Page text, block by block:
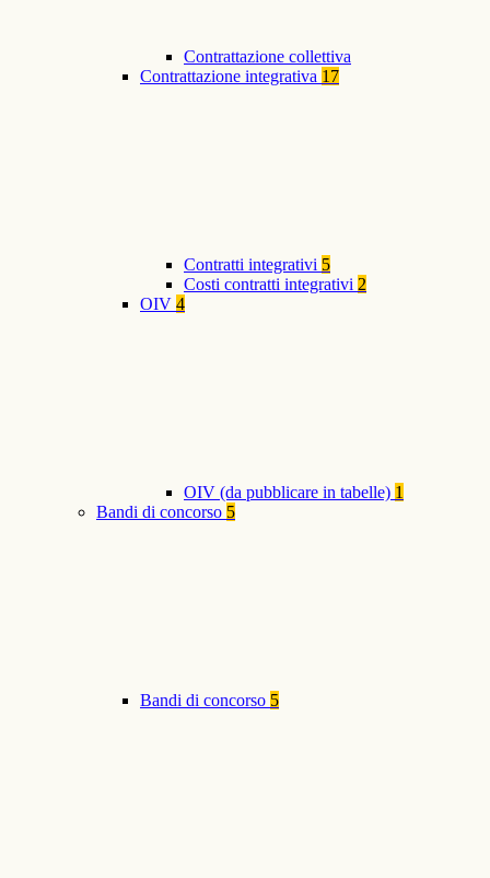
Contrattazione collettiva
Contrattazione integrativa 17
Contratti integrativi 5
Costi contratti integrativi 2
OIV 4
OIV (da pubblicare in tabelle) 1
Bandi di concorso 5
Bandi di concorso 5